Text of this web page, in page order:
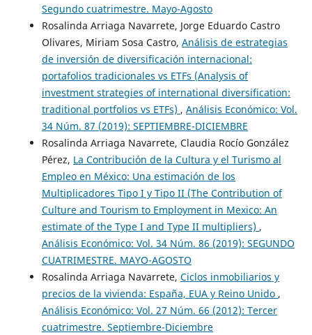
Segundo cuatrimestre. Mayo-Agosto
Rosalinda Arriaga Navarrete, Jorge Eduardo Castro
Olivares, Miriam Sosa Castro, Análisis de estrategias
de inversión de diversificación internacional:
portafolios tradicionales vs ETFs (Analysis of
investment strategies of international diversification:
traditional portfolios vs ETFs) , Análisis Económico: Vol.
34 Núm. 87 (2019): SEPTIEMBRE-DICIEMBRE
Rosalinda Arriaga Navarrete, Claudia Rocío González
Pérez, La Contribución de la Cultura y el Turismo al
Empleo en México: Una estimación de los
Multiplicadores Tipo I y Tipo II (The Contribution of
Culture and Tourism to Employment in Mexico: An
estimate of the Type I and Type II multipliers) ,
Análisis Económico: Vol. 34 Núm. 86 (2019): SEGUNDO
CUATRIMESTRE. MAYO-AGOSTO
Rosalinda Arriaga Navarrete, Ciclos inmobiliarios y
precios de la vivienda: España, EUA y Reino Unido ,
Análisis Económico: Vol. 27 Núm. 66 (2012): Tercer
cuatrimestre. Septiembre-Diciembre